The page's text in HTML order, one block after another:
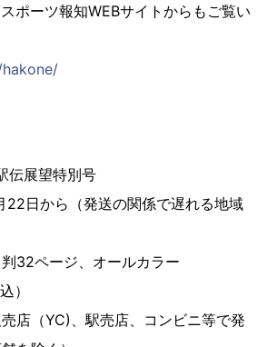
ポーツ報知WEBサイトからもご覧い
展望特別号
日から（発送の関係で遅れる地域
ページ、オールカラー
）
（YC)、駅売店、コンビニ等で発